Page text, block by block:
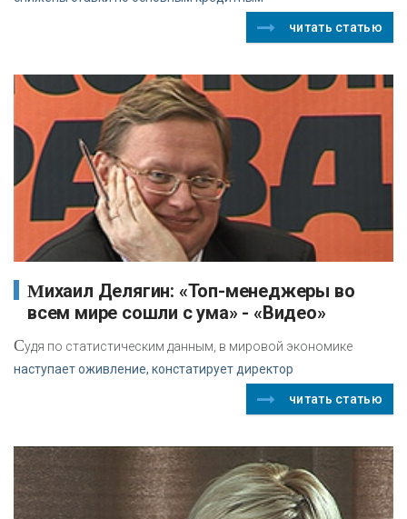
читать статью
Михаил Делягин: «Топ-менеджеры во
всем мире сошли с ума» - «Видео»
Судя по статистическим данным, в мировой экономике
наступает оживление, констатирует директор
читать статью